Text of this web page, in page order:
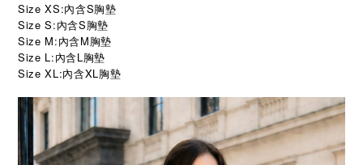
Size XS:內含S胸墊
Size S:內含S胸墊
Size M:內含M胸墊
Size L:內含L胸墊
Size XL:內含XL胸墊